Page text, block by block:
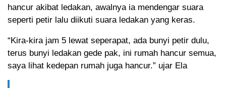
hancur akibat ledakan, awalnya ia mendengar suara
seperti petir lalu diikuti suara ledakan yang keras.
“Kira-kira jam 5 lewat seperapat, ada bunyi petir dulu,
terus bunyi ledakan gede pak, ini rumah hancur semua,
saya lihat kedepan rumah juga hancur.” ujar Ela